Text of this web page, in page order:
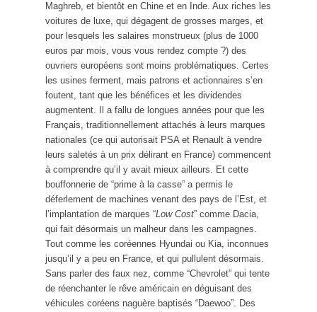
Maghreb, et bientôt en Chine et en Inde. Aux riches les
voitures de luxe, qui dégagent de grosses marges, et
pour lesquels les salaires monstrueux (plus de 1000
euros par mois, vous vous rendez compte ?) des
ouvriers européens sont moins problématiques. Certes
les usines ferment, mais patrons et actionnaires s’en
foutent, tant que les bénéfices et les dividendes
augmentent. Il a fallu de longues années pour que les
Français, traditionnellement attachés à leurs marques
nationales (ce qui autorisait PSA et Renault à vendre
leurs saletés à un prix délirant en France) commencent
à comprendre qu’il y avait mieux ailleurs. Et cette
bouffonnerie de “prime à la casse” a permis le
déferlement de machines venant des pays de l’Est, et
l’implantation de marques “Low Cost” comme Dacia,
qui fait désormais un malheur dans les campagnes.
Tout comme les coréennes Hyundai ou Kia, inconnues
jusqu’il y a peu en France, et qui pullulent désormais.
Sans parler des faux nez, comme “Chevrolet” qui tente
de réenchanter le rêve américain en déguisant des
véhicules coréens naguère baptisés “Daewoo”. Des